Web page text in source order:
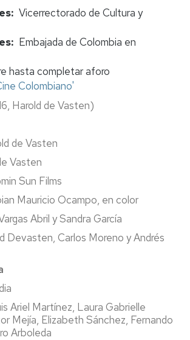
Vicerrectorado de Cultura y
Embajada de Colombia en
hasta completar aforo
Colombiano'
Harold de Vasten)
de Vasten
Vasten
Sun Films
Mauricio Ocampo, en color
Abril y Sandra García
Devasten, Carlos Moreno y Andrés
Ariel Martínez, Laura Gabrielle
Mejía, Elizabeth Sánchez, Fernando
Arboleda